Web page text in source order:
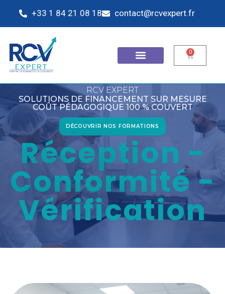
+33 1 84 21 08 18 contact@rcvexpert.fr
0
RCV EXPERT
SOLUTIONS DE FINANCEMENT SUR MESURE
COÛT PÉDAGOGIQUE 100 % COUVERT
DÉCOUVRIR NOS FORMATIONS
Réception -
Conformité -
Vérification